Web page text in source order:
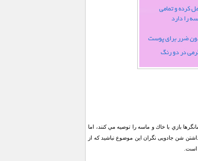
بازي با خاك و ماسه را توصيه مي كنند، اما
شن جادویی نگران اين موضوع نباشيد كه از
است.